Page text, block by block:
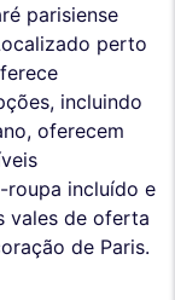
parisiense
perto
incluindo
oferecem
roupa incluído e
vales de oferta
de Paris.